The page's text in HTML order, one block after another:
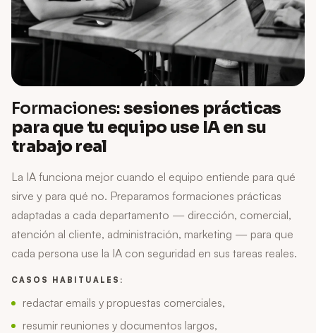
Formaciones:sesiones prácticas
para que tu equipo use IA en su
trabajo real
La IA funciona mejor cuando el equipo entiende para qué
sirve y para qué no. Preparamos formaciones prácticas
adaptadas a cada departamento — dirección, comercial,
atención al cliente, administración, marketing — para que
cada persona use la IA con seguridad en sus tareas reales.
CASOS HABITUALES:
redactar emails y propuestas comerciales,
resumir reuniones y documentos largos,